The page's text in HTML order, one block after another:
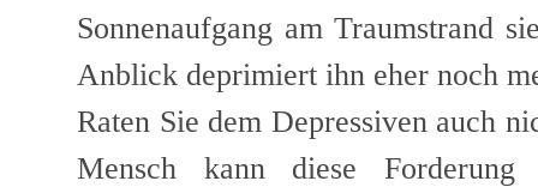
Sonnenaufgang am Traumstrand
Anblick deprimiert ihn eher noch
Raten Sie dem Depressiven auch
Mensch kann diese